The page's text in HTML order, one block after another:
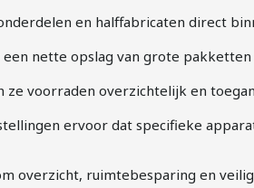
en halffabricaten direct
nette opslag van grote
ze voorraden overzichtelijk en
ervoor dat specifieke
overzicht, ruimtebesparing en